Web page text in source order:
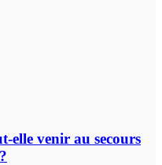
elle venir au secours